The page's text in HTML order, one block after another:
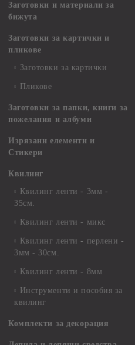
Заготовки и материали за
бижута
Заготовки за картички и
пликове
Заготовки за картички
Пликове
Заготовки за папки, книги за
пожелания и албуми
Изрязани елементи и
Стикери
Квилинг
Квилинг ленти - 3мм -
35см.
Квилинг ленти - микс
Квилинг ленти - перлени -
3мм - 30см.
Квилинг ленти - 8мм
Инструменти и пособия за
квилинг
Комплекти за декорация